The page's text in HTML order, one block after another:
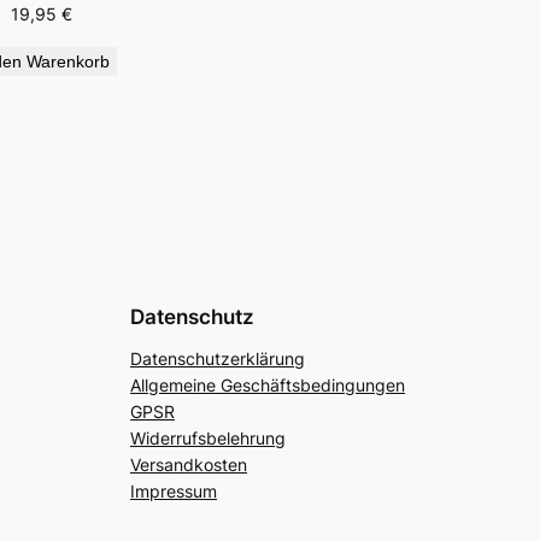
19,95 €
Warenkorb
Datenschutz
Datenschutzerklärung
Allgemeine Geschäftsbedingungen
GPSR
Widerrufsbelehrung
Versandkosten
Impressum